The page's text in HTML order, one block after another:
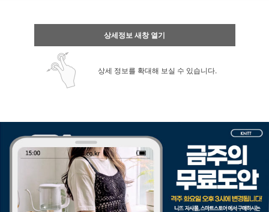
상세정보 새창 열기
상세 정보를 확대해 보실 수 있습니다.